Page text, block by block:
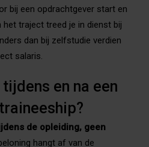
bij een opdrachtgever start en
traject treed je in dienst bij
dan bij zelfstudie verdien
salaris.
en na een
de opleiding, geen
hangt af van de